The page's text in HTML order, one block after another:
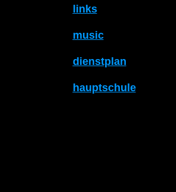
links
music
dienstplan
hauptschule